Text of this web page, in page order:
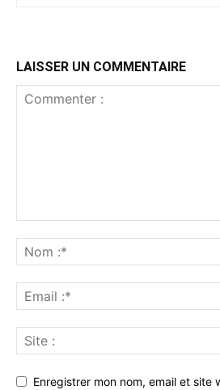
LAISSER UN COMMENTAIRE
Enregistrer mon nom, email et site